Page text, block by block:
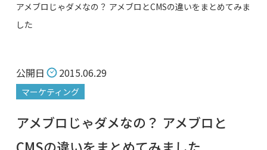
アメブロじゃダメなの？ アメブロとCMSの違いをまとめてみま
した
公開日 2015.06.29
マーケティング
アメブロじゃダメなの？ アメブロと